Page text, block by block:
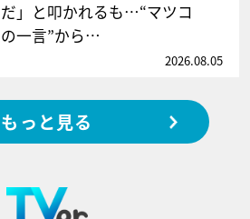
だ」と叩かれるも…“マツコ
の一言”から…
2026.08.05
もっと見る